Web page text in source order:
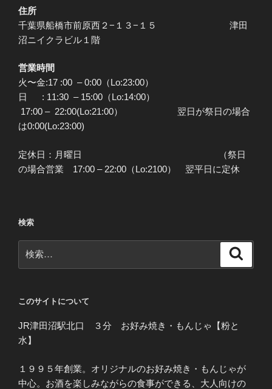
住所
千葉県船橋市前原西２−１３−１５ 津田
沼ニイクラビル１階
営業時間
火〜金:17 :00 – 0:00（Lo:23:00）
日 : 11:30 – 15:00（Lo:14:00）
17:00 – 22:00(Lo:21:00） 翌日が祭日の場合
は0:00(Lo:23:00)
定休日：月曜日 （祭日
の場合営業 17:00 – 22:00（Lo:2100） 翌平日に定休
検索
索:
このサイトについて
JR津田沼駅北口 ３分 お好み焼き・もんじゃ【粉と
水】
１９９５年創業。オリジナルのお好み焼き・もんじゃが
中心。お酒を楽しみながらの食事ができる、大人向けの